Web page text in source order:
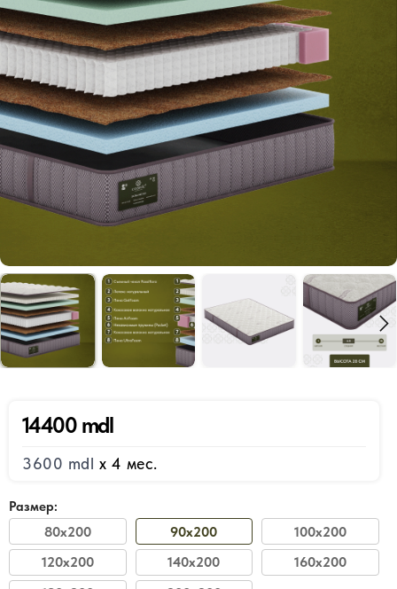
Кровать Loft
14400 mdl
3600 mdl x 4 мес.
Размер:
80x200 90x200
100x200
120x200
140x200
160x200